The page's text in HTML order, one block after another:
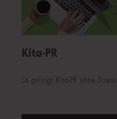
Kita-PR
So gelingt Kita-PR ohne Stress